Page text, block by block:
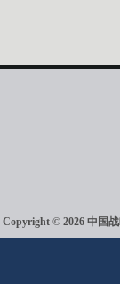
Copyright © 2026 中国